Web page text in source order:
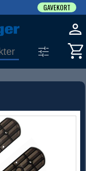
GAVEKORT
søket